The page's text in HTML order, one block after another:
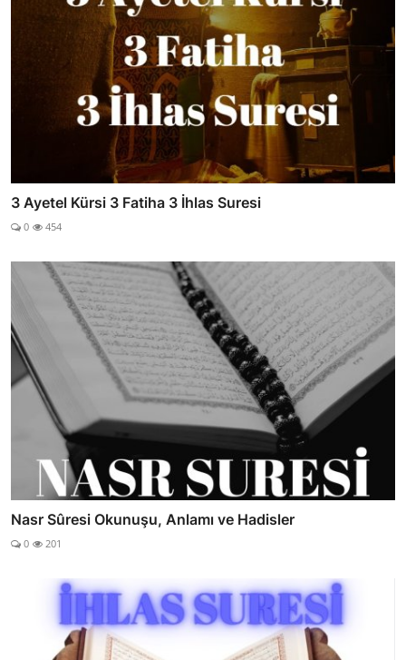
3 Ayetel Kürsi 3 Fatiha 3 İhlas Suresi
0 454
Nasr Sûresi Okunuşu, Anlamı ve Hadisler
0 201